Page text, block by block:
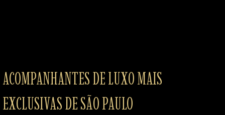
ACOMPANHANTES DE LUXO MAIS
EXCLUSIVAS DE SÃO PAULO